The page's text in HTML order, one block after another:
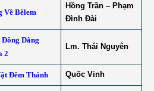
Về Bêlem
Hồng Trần – Phạm
Đình Đài
Dâng
2
Lm. Thái Nguyên
Đêm Thánh Quốc Vinh